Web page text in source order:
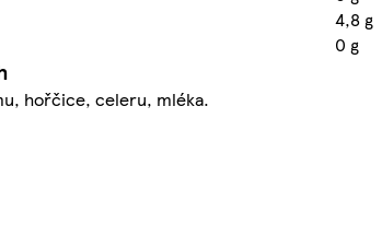
4,8 g
0 g
hořčice, celeru, mléka.